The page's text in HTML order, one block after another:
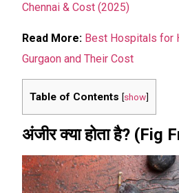
Chennai & Cost (2025)
Read More: Best Hospitals for
Gurgaon and Their Cost
Table of Contents [show]
अंजीर क्या होता है?